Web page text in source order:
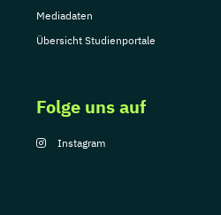
Mediadaten
Übersicht Studienportale
Folge uns auf
Instagram